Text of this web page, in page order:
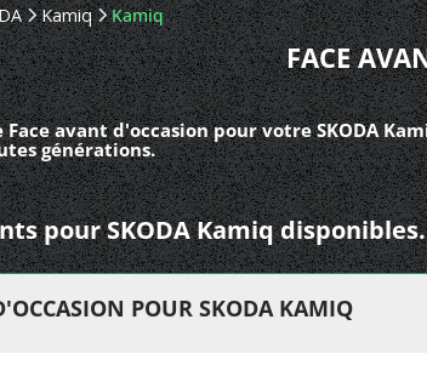
Kamiq Kamiq
FACE
avant d'occasion pour votre SKODA
générations.
pour SKODA Kamiq disponibles.
POUR SKODA KAMIQ